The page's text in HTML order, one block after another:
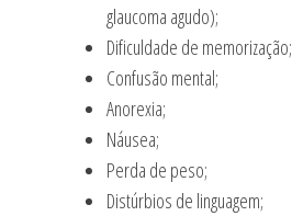
glaucoma agudo);
Dificuldade de memorização;
Confusão mental;
Anorexia;
Náusea;
Perda de peso;
Distúrbios de linguagem;